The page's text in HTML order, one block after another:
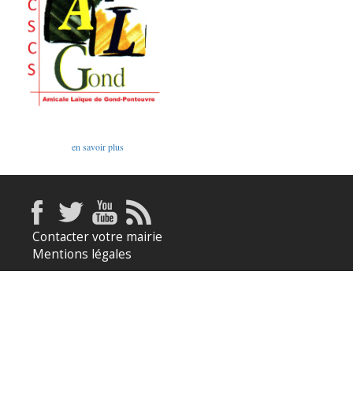
en savoir plus
Contacter votre mairie
Mentions légales